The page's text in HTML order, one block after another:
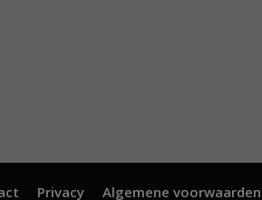
Privacy Algemene voorwaarden